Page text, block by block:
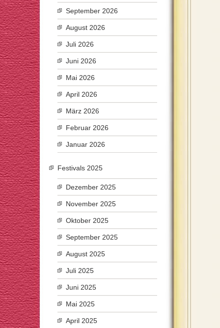
September 2026
August 2026
Juli 2026
Juni 2026
Mai 2026
April 2026
März 2026
Februar 2026
Januar 2026
Festivals 2025
Dezember 2025
November 2025
Oktober 2025
September 2025
August 2025
Juli 2025
Juni 2025
Mai 2025
April 2025